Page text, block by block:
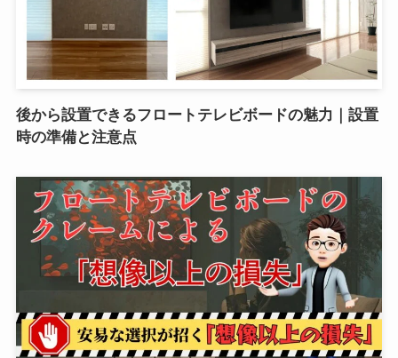
後から設置できるフロートテレビボードの魅力｜設置
時の準備と注意点